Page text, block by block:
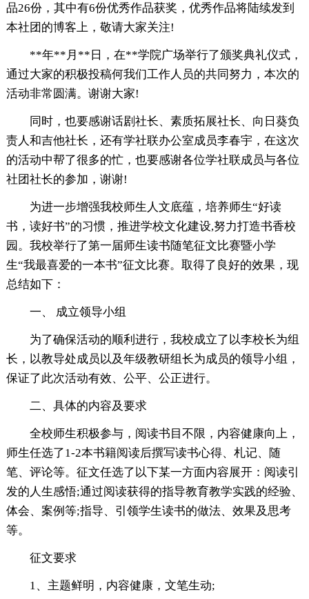
品26份，其中有6份优秀作品获奖，优秀作品将陆续发到
本社团的博客上，敬请大家关注!
**年**月**日，在**学院广场举行了颁奖典礼仪式，
通过大家的积极投稿何我们工作人员的共同努力，本次的
活动非常圆满。谢谢大家!
同时，也要感谢话剧社长、素质拓展社长、向日葵负
责人和吉他社长，还有学社联办公室成员李春宇，在这次
的活动中帮了很多的忙，也要感谢各位学社联成员与各位
社团社长的参加，谢谢!
为进一步增强我校师生人文底蕴，培养师生“好读
书，读好书”的习惯，推进学校文化建设,努力打造书香校
园。我校举行了第一届师生读书随笔征文比赛暨小学
生“我最喜爱的一本书”征文比赛。取得了良好的效果，现
总结如下：
一、 成立领导小组
为了确保活动的顺利进行，我校成立了以李校长为组
长，以教导处成员以及年级教研组长为成员的领导小组，
保证了此次活动有效、公平、公正进行。
二、具体的内容及要求
全校师生积极参与，阅读书目不限，内容健康向上，
师生任选了1-2本书籍阅读后撰写读书心得、札记、随
笔、评论等。征文任选了以下某一方面内容展开：阅读引
发的人生感悟;通过阅读获得的指导教育教学实践的经验、
体会、案例等;指导、引领学生读书的做法、效果及思考
等。
征文要求
1、主题鲜明，内容健康，文笔生动;